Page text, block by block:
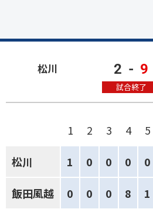
松川 2 - 9
試合終了
1 2 3 4 5
松川 1 0 0 0 0
飯田風越 0 0 0 8 1